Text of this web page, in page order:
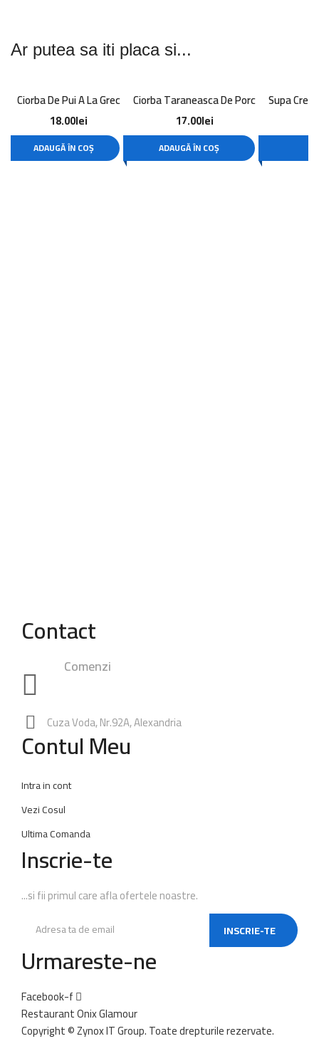
Ar putea sa iti placa si...
Ciorba De Pui A La Grec
18.00lei
ADAUGĂ ÎN COȘ
Ciorba Taraneasca De Porc
17.00lei
ADAUGĂ ÎN COȘ
Supa
Contact
Comenzi
Cuza Voda, Nr.92A, Alexandria
Contul Meu
Intra in cont
Vezi Cosul
Ultima Comanda
Inscrie-te
...si fii primul care afla ofertele noastre.
INSCRIE-TE
Urmareste-ne
Facebook-f
Restaurant Onix Glamour
Copyright ©Zynox IT Group.Toate drepturile rezervate.